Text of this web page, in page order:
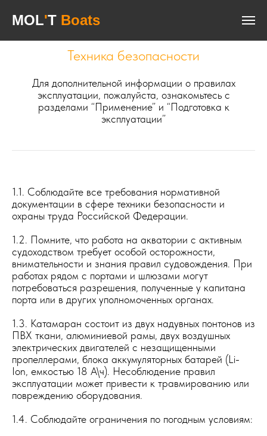
MOL T Boats- удобная гидрография!
MOL'T Boats
Техника безопасности
Для дополнительной информации о правилах
эксплуатации, пожалуйста, ознакомьтесь с
разделами “Применение” и “Подготовка к
эксплуатации”
1.1. Соблюдайте все требования нормативной
документации в сфере техники безопасности и
охраны труда Российской Федерации.
1.2. Помните, что работа на акватории с активным
судоходством требует особой осторожности,
внимательности и знания правил судовождения. При
работах рядом с портами и шлюзами могут
потребоваться разрешения, полученные у капитана
порта или в других уполномоченных органах.
1.3. Катамаран состоит из двух надувных понтонов из
ПВХ ткани, алюминиевой рамы, двух воздушных
электрических двигателей с незащищенными
пропеллерами, блока аккумуляторных батарей (Li-
Ion, емкостью 18 А\ч). Несоблюдение правил
эксплуатации может привести к травмированию или
повреждению оборудования.
1.4. Соблюдайте ограничения по погодным условиям: